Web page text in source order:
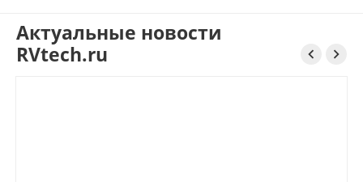
Актуальные новости
RVtech.ru
 